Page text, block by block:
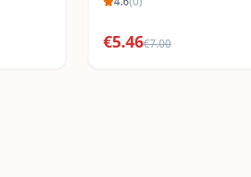
€5.46€7.00